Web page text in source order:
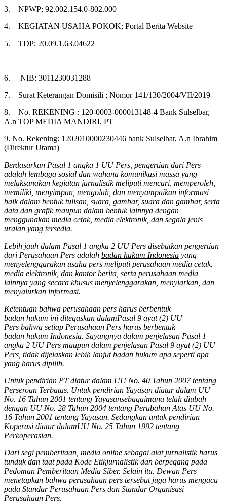
3. NPWP; 92.002.154.0-802.000
4. KEGIATAN USAHA POKOK; Portal Berita Website
5. TDP; 20.09.1.63.04622
6. NIB: 3011230031288
7. Surat Keterangan Domisili ; Nomor 141/130/2004/VII/2019
8. No. REKENING : 120-0003-000013148-4 Bank Sulselbar,
A.n TOP MEDIA MANDIRI, PT
9. No. Rekening: 1202010000230446 bank Sulselbar, A.n Ibrahim
(Direktur Utama)
Berdasarkan Pasal 1 angka 1 UU Pers, pengertian dari Pers
adalah lembaga sosial dan wahana komunikasi massa yang
melaksanakan kegiatan jurnalistik meliputi mencari, memperoleh,
memiliki, menyimpan, mengolah, dan menyampaikan informasi
baik dalam bentuk tulisan, suara, gambar, suara dan gambar, serta
data dan grafik maupun dalam bentuk lainnya dengan
menggunakan media cetak, media elektronik, dan segala jenis
uraian yang tersedia.
Lebih jauh dalam Pasal 1 angka 2 UU Pers disebutkan pengertian
dari Perusahaan Pers adalah badan hukum Indonesia yang
menyelenggarakan usaha pers meliputi perusahaan media cetak,
media elektronik, dan kantor berita, serta perusahaan media
lainnya yang secara khusus menyelenggarakan, menyiarkan, dan
menyalurkan informasi.
Ketentuan bahwa perusahaan pers harus berbentuk
badan hukum ini ditegaskan dalamPasal 9 ayat (2) UU
Pers bahwa setiap Perusahaan Pers harus berbentuk
badan hukum Indonesia. Sayangnya dalam penjelasan Pasal 1
angka 2 UU Pers maupun dalam penjelasan Pasal 9 ayat (2) UU
Pers, tidak dijelaskan lebih lanjut badan hukum apa seperti apa
yang harus dipilih.
Untuk pendirian PT diatur dalam UU No. 40 Tahun 2007 tentang
Perseroan Terbatas. Untuk pendirian Yayasan diatur dalam UU
No. 16 Tahun 2001 tentang Yayasansebagaimana telah diubah
dengan UU No. 28 Tahun 2004 tentang Perubahan Atas UU No.
16 Tahun 2001 tentang Yayasan. Sedangkan untuk pendirian
Koperasi diatur dalamUU No. 25 Tahun 1992 tentang
Perkoperasian.
Dari segi pemberitaan, media online sebagai alat jurnalistik harus
tunduk dan taat pada Kode Etikjurnalistik dan berpegang pada
Pedoman Pemberitaan Media Siber. Selain itu, Dewan Pers
menetapkan bahwa perusahaan pers tersebut juga harus mengacu
pada Standar Perusahaan Pers dan Standar Organisasi
Perusahaan Pers.